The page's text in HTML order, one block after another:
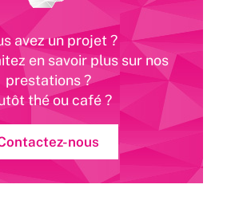
avez un projet ?
en savoir plus sur nos
prestations ?
thé ou café ?
nous